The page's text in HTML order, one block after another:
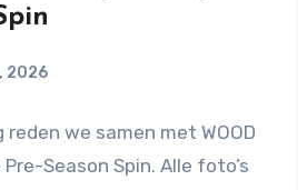
2026
we samen met WOOD
Pre-Season Spin. Alle foto’s